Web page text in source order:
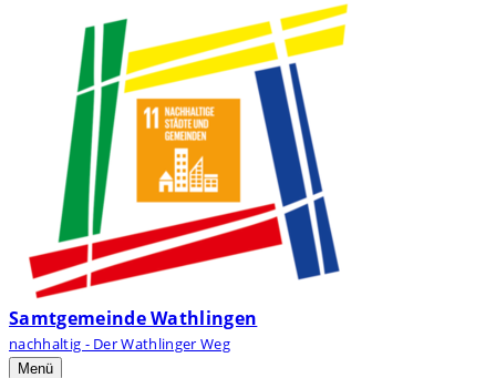
Samtgemeinde Wathlingen
nachhaltig - Der Wathlinger Weg
Menü